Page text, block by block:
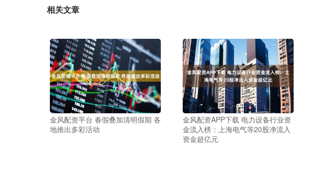
相关文章
金风配资平台 春假叠加清明假期 各
地推出多彩活动
金风配资APP下载 电力设备行业资
金流入榜：上海电气等20股净流入
资金超亿元